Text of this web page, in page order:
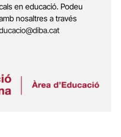
en educació. Podeu
nosaltres a través